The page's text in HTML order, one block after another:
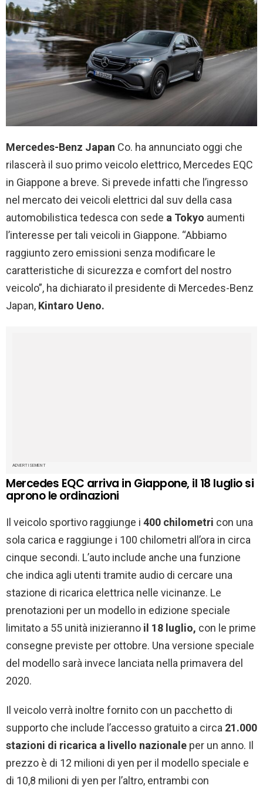
Mercedes-Benz Japan Co. ha annunciato oggi che
rilascerà il suo primo veicolo elettrico, Mercedes EQC
in Giappone a breve. Si prevede infatti che l’ingresso
nel mercato dei veicoli elettrici dal suv della casa
automobilistica tedesca con sede a Tokyo aumenti
l’interesse per tali veicoli in Giappone. “Abbiamo
raggiunto zero emissioni senza modificare le
caratteristiche di sicurezza e comfort del nostro
veicolo”, ha dichiarato il presidente di Mercedes-Benz
Japan, Kintaro Ueno.
ADVERTISEMENT
Mercedes EQC arriva in Giappone, il 18 luglio si
aprono le ordinazioni
Il veicolo sportivo raggiunge i 400 chilometri con una
sola carica e raggiunge i 100 chilometri all’ora in circa
cinque secondi. L’auto include anche una funzione
che indica agli utenti tramite audio di cercare una
stazione di ricarica elettrica nelle vicinanze. Le
prenotazioni per un modello in edizione speciale
limitato a 55 unità inizieranno il 18 luglio, con le prime
consegne previste per ottobre. Una versione speciale
del modello sarà invece lanciata nella primavera del
2020.
Il veicolo verrà inoltre fornito con un pacchetto di
supporto che include l’accesso gratuito a circa 21.000
stazioni di ricarica a livello nazionale per un anno. Il
prezzo è di 12 milioni di yen per il modello speciale e
di 10,8 milioni di yen per l’altro, entrambi con